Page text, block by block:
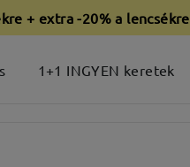
+ extra -20% a lencsékre
1+1 INGYEN keretek